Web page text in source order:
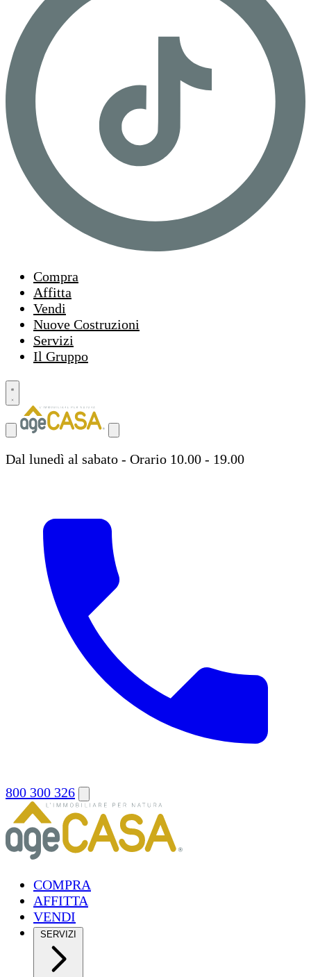
Compra
Affitta
Vendi
Nuove Costruzioni
Servizi
Il Gruppo
Dal lunedì al sabato - Orario 10.00 - 19.00
800 300 326
COMPRA
AFFITTA
VENDI